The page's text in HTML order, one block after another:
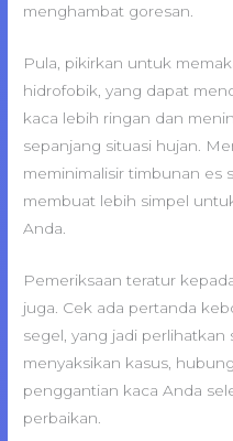
menghambat goresan.
Pula, pikirkan untuk
hidrofobik, yang dapat
kaca lebih ringan dan
sepanjang situasi hujan.
meminimalisir timbunan es
membuat lebih simpel
Anda.
Pemeriksaan teratur
juga. Cek ada pertanda
segel, yang jadi perlihatkan
menyaksikan kasus,
penggantian kaca Anda
perbaikan.